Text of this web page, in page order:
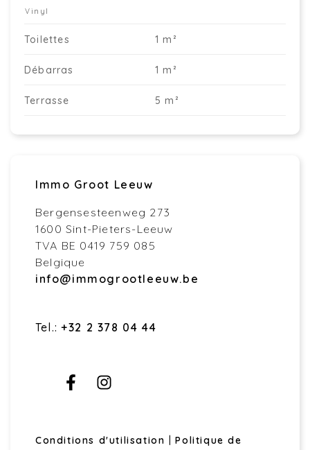
Vinyl
Toilettes 1 m²
Débarras 1 m²
Terrasse 5 m²
Immo Groot Leeuw
Bergensesteenweg 273
1600 Sint-Pieters-Leeuw
TVA BE 0419 759 085
Belgique
info@immogrootleeuw.be
Tel.: +32 2 378 04 44
Conditions d'utilisation |Politique de